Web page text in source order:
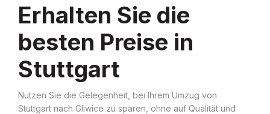
Erhalten Sie die
besten Preise in
Stuttgart
Nutzen Sie die Gelegenheit, bei Ihrem Umzug von
Stuttgart nach Gliwice zu sparen, ohne auf Qualität und